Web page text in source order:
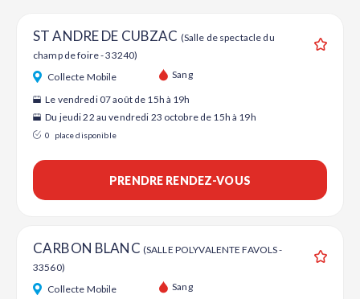
ST ANDRE DE CUBZAC (Salle de spectacle du
champ de foire - 33240)
Collecte Mobile Sang
Le vendredi 07 août de 15h à 19h
Du jeudi 22 au vendredi 23 octobre de 15h à 19h
0 place disponible
PRENDRE RENDEZ-VOUS
CARBON BLANC (SALLE POLYVALENTE FAVOLS -
33560)
Collecte Mobile Sang